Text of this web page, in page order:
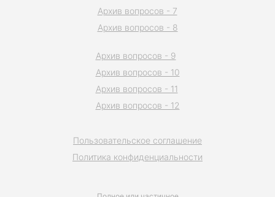
Пользовательское соглашение
Политика конфиденциальности
Архив вопросов - 7
Архив вопросов - 8
Архив вопросов - 9
Архив вопросов - 10
Архив вопросов - 11
Архив вопросов - 12